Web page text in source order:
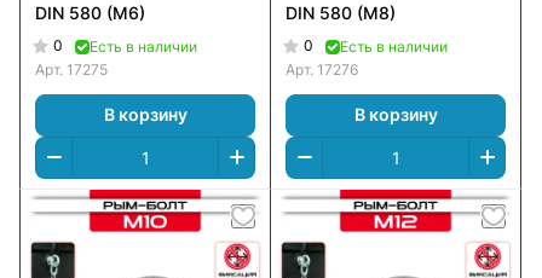
DIN 580 (M6)
0
Есть в наличии
Арт. 17275
В корзину
DIN 580 (M8)
0
Есть в наличии
Арт. 17276
В корзину